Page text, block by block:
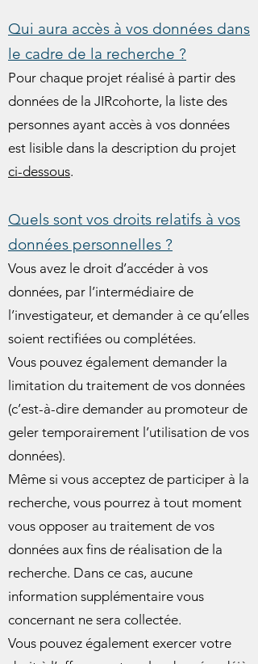
Qui aura accès à vos données dans
le cadre de la recherche ?
Pour chaque projet réalisé à partir des
données de la JIRcohorte, la liste des
personnes ayant accès à vos données
est lisible dans la description du projet
ci-dessous.
Quels sont vos droits relatifs à vos
données personnelles ?
Vous avez le droit d’accéder à vos
données, par l’intermédiaire de
l’investigateur, et demander à ce qu’elles
soient rectifiées ou complétées.
Vous pouvez également demander la
limitation du traitement de vos données
(c’est-à-dire demander au promoteur de
geler temporairement l’utilisation de vos
données).
Même si vous acceptez de participer à la
recherche, vous pourrez à tout moment
vous opposer au traitement de vos
données aux fins de réalisation de la
recherche. Dans ce cas, aucune
information supplémentaire vous
concernant ne sera collectée.
Vous pouvez également exercer votre